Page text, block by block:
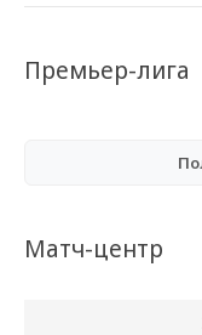
Премьер-лига
Матч-центр